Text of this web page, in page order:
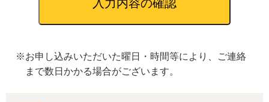
※お申し込みいただいた曜日・時間等により、ご連絡
まで数日かかる場合がございます。